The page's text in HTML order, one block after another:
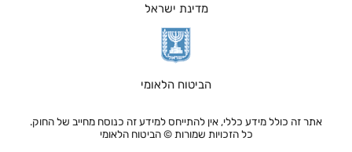
מדינת ישראל
הביטוח הלאומי
אתר זה כולל מידע כללי, אין להתייחס למידע זה כנוסח מחייב של החוק.
כל הזכויות שמורות © הביטוח הלאומי